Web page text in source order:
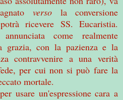
verso
la conversione
ricevere SS. Eucaristia.
come realmente
grazia, con la pazienza e la
contravvenire a una verità
per cui non si può fare la
mortale.
usare un'espressione cara a